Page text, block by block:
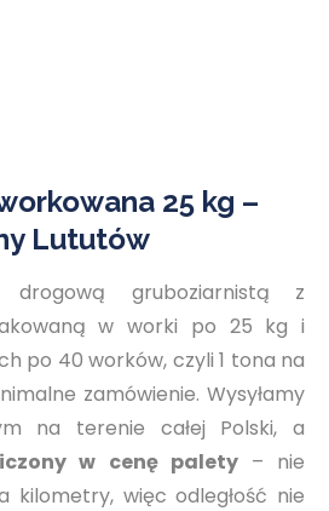
25 kg –
Lututów
drogową gruboziarnistą z
w worki po 25 kg i
po 40 worków, czyli 1 tona na
zamówienie. Wysyłamy
na terenie całej Polski, a
w cenę palety– nie
kilometry, więc odległość nie